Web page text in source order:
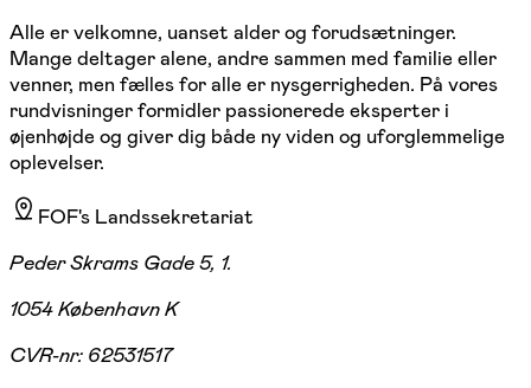
Alle er velkomne, uanset alder og forudsætninger.
Mange deltager alene, andre sammen med familie eller
venner, men fælles for alle er nysgerrigheden. På vores
rundvisninger formidler passionerede eksperter i
øjenhøjde og giver dig både ny viden og uforglemmelige
oplevelser.
FOF's Landssekretariat
Peder Skrams Gade 5, 1.
1054 København K
CVR-nr: 62531517